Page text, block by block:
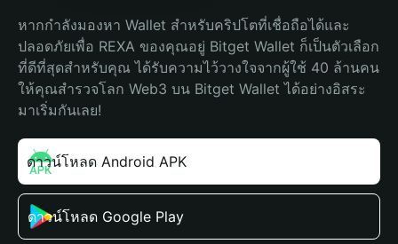
หากกำลังมองหา Wallet สำหรับคริปโตที่เชื่อถือได้และ
ปลอดภัยเพื่อ REXA ของคุณอยู่ Bitget Wallet ก็เป็นตัวเลือก
ที่ดีที่สุดสำหรับคุณ ได้รับความไว้วางใจจากผู้ใช้ 40 ล้านคน
ให้คุณสำรวจโลก Web3 บน Bitget Wallet ได้อย่างอิสระ
มาเริ่มกันเลย!
ดาวน์โหลด Android APK
ดาวน์โหลด Google Play